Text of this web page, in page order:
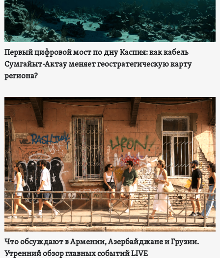
Первый цифровой мост по дну Каспия: как кабель
Сумгайыт-Актау меняет геостратегическую карту
региона?
Что обсуждают в Армении, Азербайджане и Грузии.
Утренний обзор главных событий LIVE